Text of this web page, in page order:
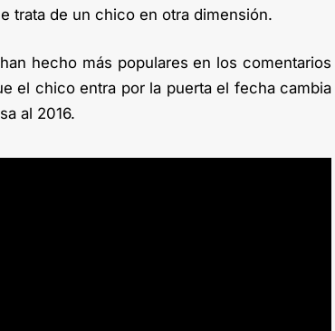
trata de un chico en otra dimensión.
hecho más populares en los comentarios
el chico entra por la puerta el fecha cambia
al 2016.